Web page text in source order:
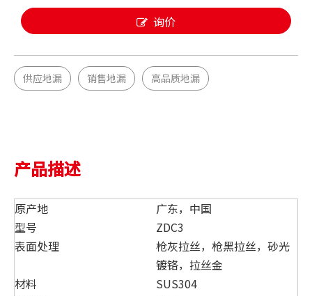
询价
供应地漏 销售地漏 高品质地漏
产品描述
原产地
广东，中国
型号
ZDC3
表面处理
枪灰拉丝，枪黑拉丝，砂光
镀铬，拉丝金
材料
SUS304